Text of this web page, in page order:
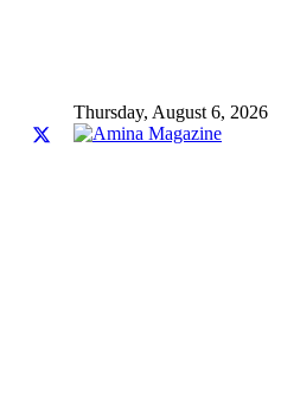
Thursday, August 6, 2026